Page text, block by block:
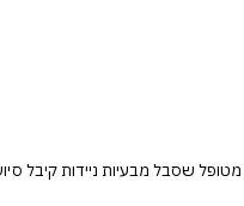
שסבל מבעיות ניידות קיבל